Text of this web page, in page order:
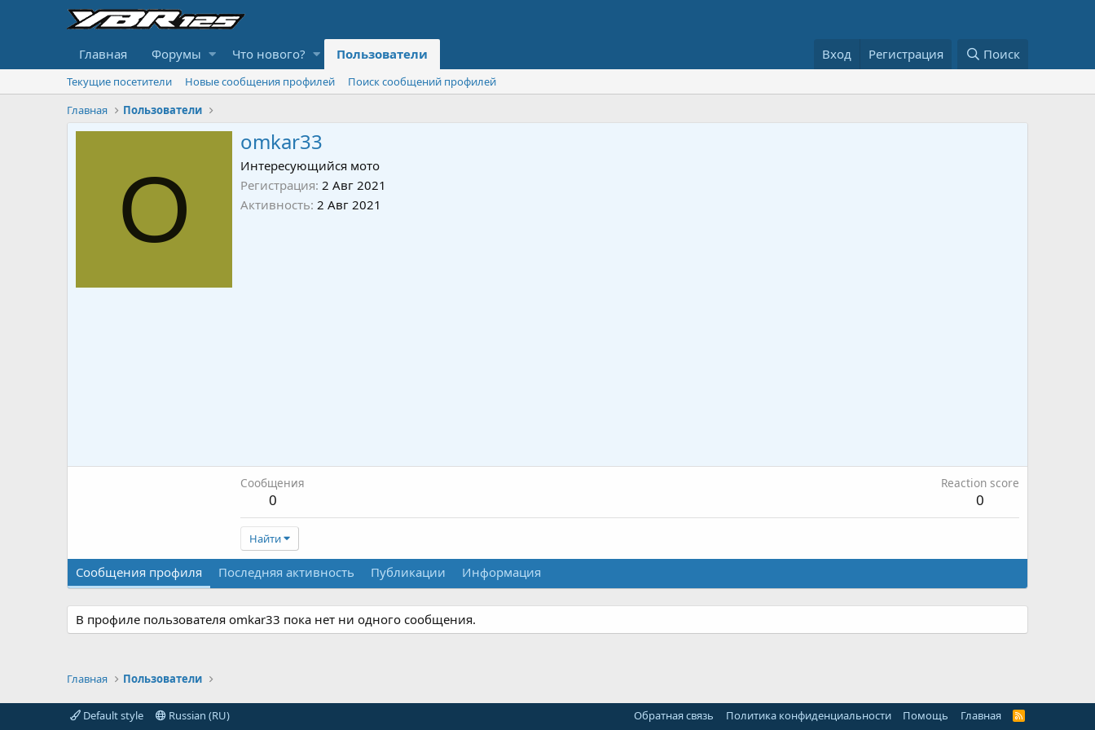
Главная Форумы Что нового? Пользователи Вход Регистрация Поиск
Текущие посетители Новые сообщения профилей
Поиск сообщений профилей
Главная
Пользователи
O
omkar33
Интересующийся мото
Регистрация 2 Авг 2021
Активность 2 Авг 2021
Сообщения
0
Reaction score
0
Найти
Сообщения профиля Последняя активность Публикации Информация
В профиле пользователя omkar33 пока нет ни одного сообщения.
Главная Пользователи
Default style Russian (RU) Обратная связь Политика конфиденциальности Помощь Главная
R